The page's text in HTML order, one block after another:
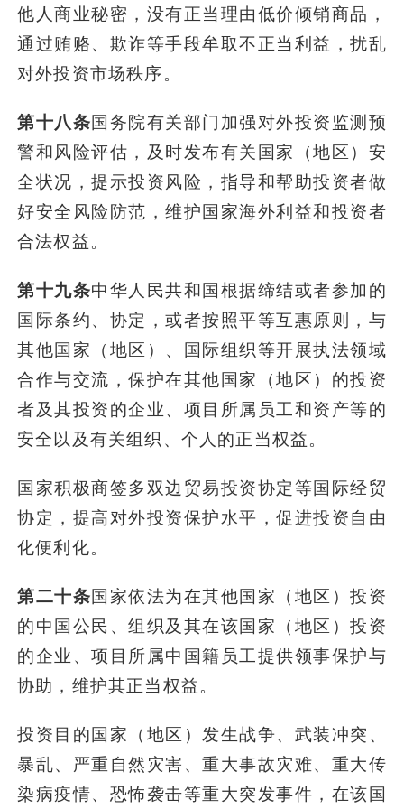
他人商业秘密，没有正当理由低价倾销商品，
通过贿赂、欺诈等手段牟取不正当利益，扰乱
对外投资市场秩序。
第十八条国务院有关部门加强对外投资监测预
警和风险评估，及时发布有关国家（地区）安
全状况，提示投资风险，指导和帮助投资者做
好安全风险防范，维护国家海外利益和投资者
合法权益。
第十九条中华人民共和国根据缔结或者参加的
国际条约、协定，或者按照平等互惠原则，与
其他国家（地区）、国际组织等开展执法领域
合作与交流，保护在其他国家（地区）的投资
者及其投资的企业、项目所属员工和资产等的
安全以及有关组织、个人的正当权益。
国家积极商签多双边贸易投资协定等国际经贸
协定，提高对外投资保护水平，促进投资自由
化便利化。
第二十条国家依法为在其他国家（地区）投资
的中国公民、组织及其在该国家（地区）投资
的企业、项目所属中国籍员工提供领事保护与
协助，维护其正当权益。
投资目的国家（地区）发生战争、武装冲突、
暴乱、严重自然灾害、重大事故灾难、重大传
染病疫情、恐怖袭击等重大突发事件，在该国